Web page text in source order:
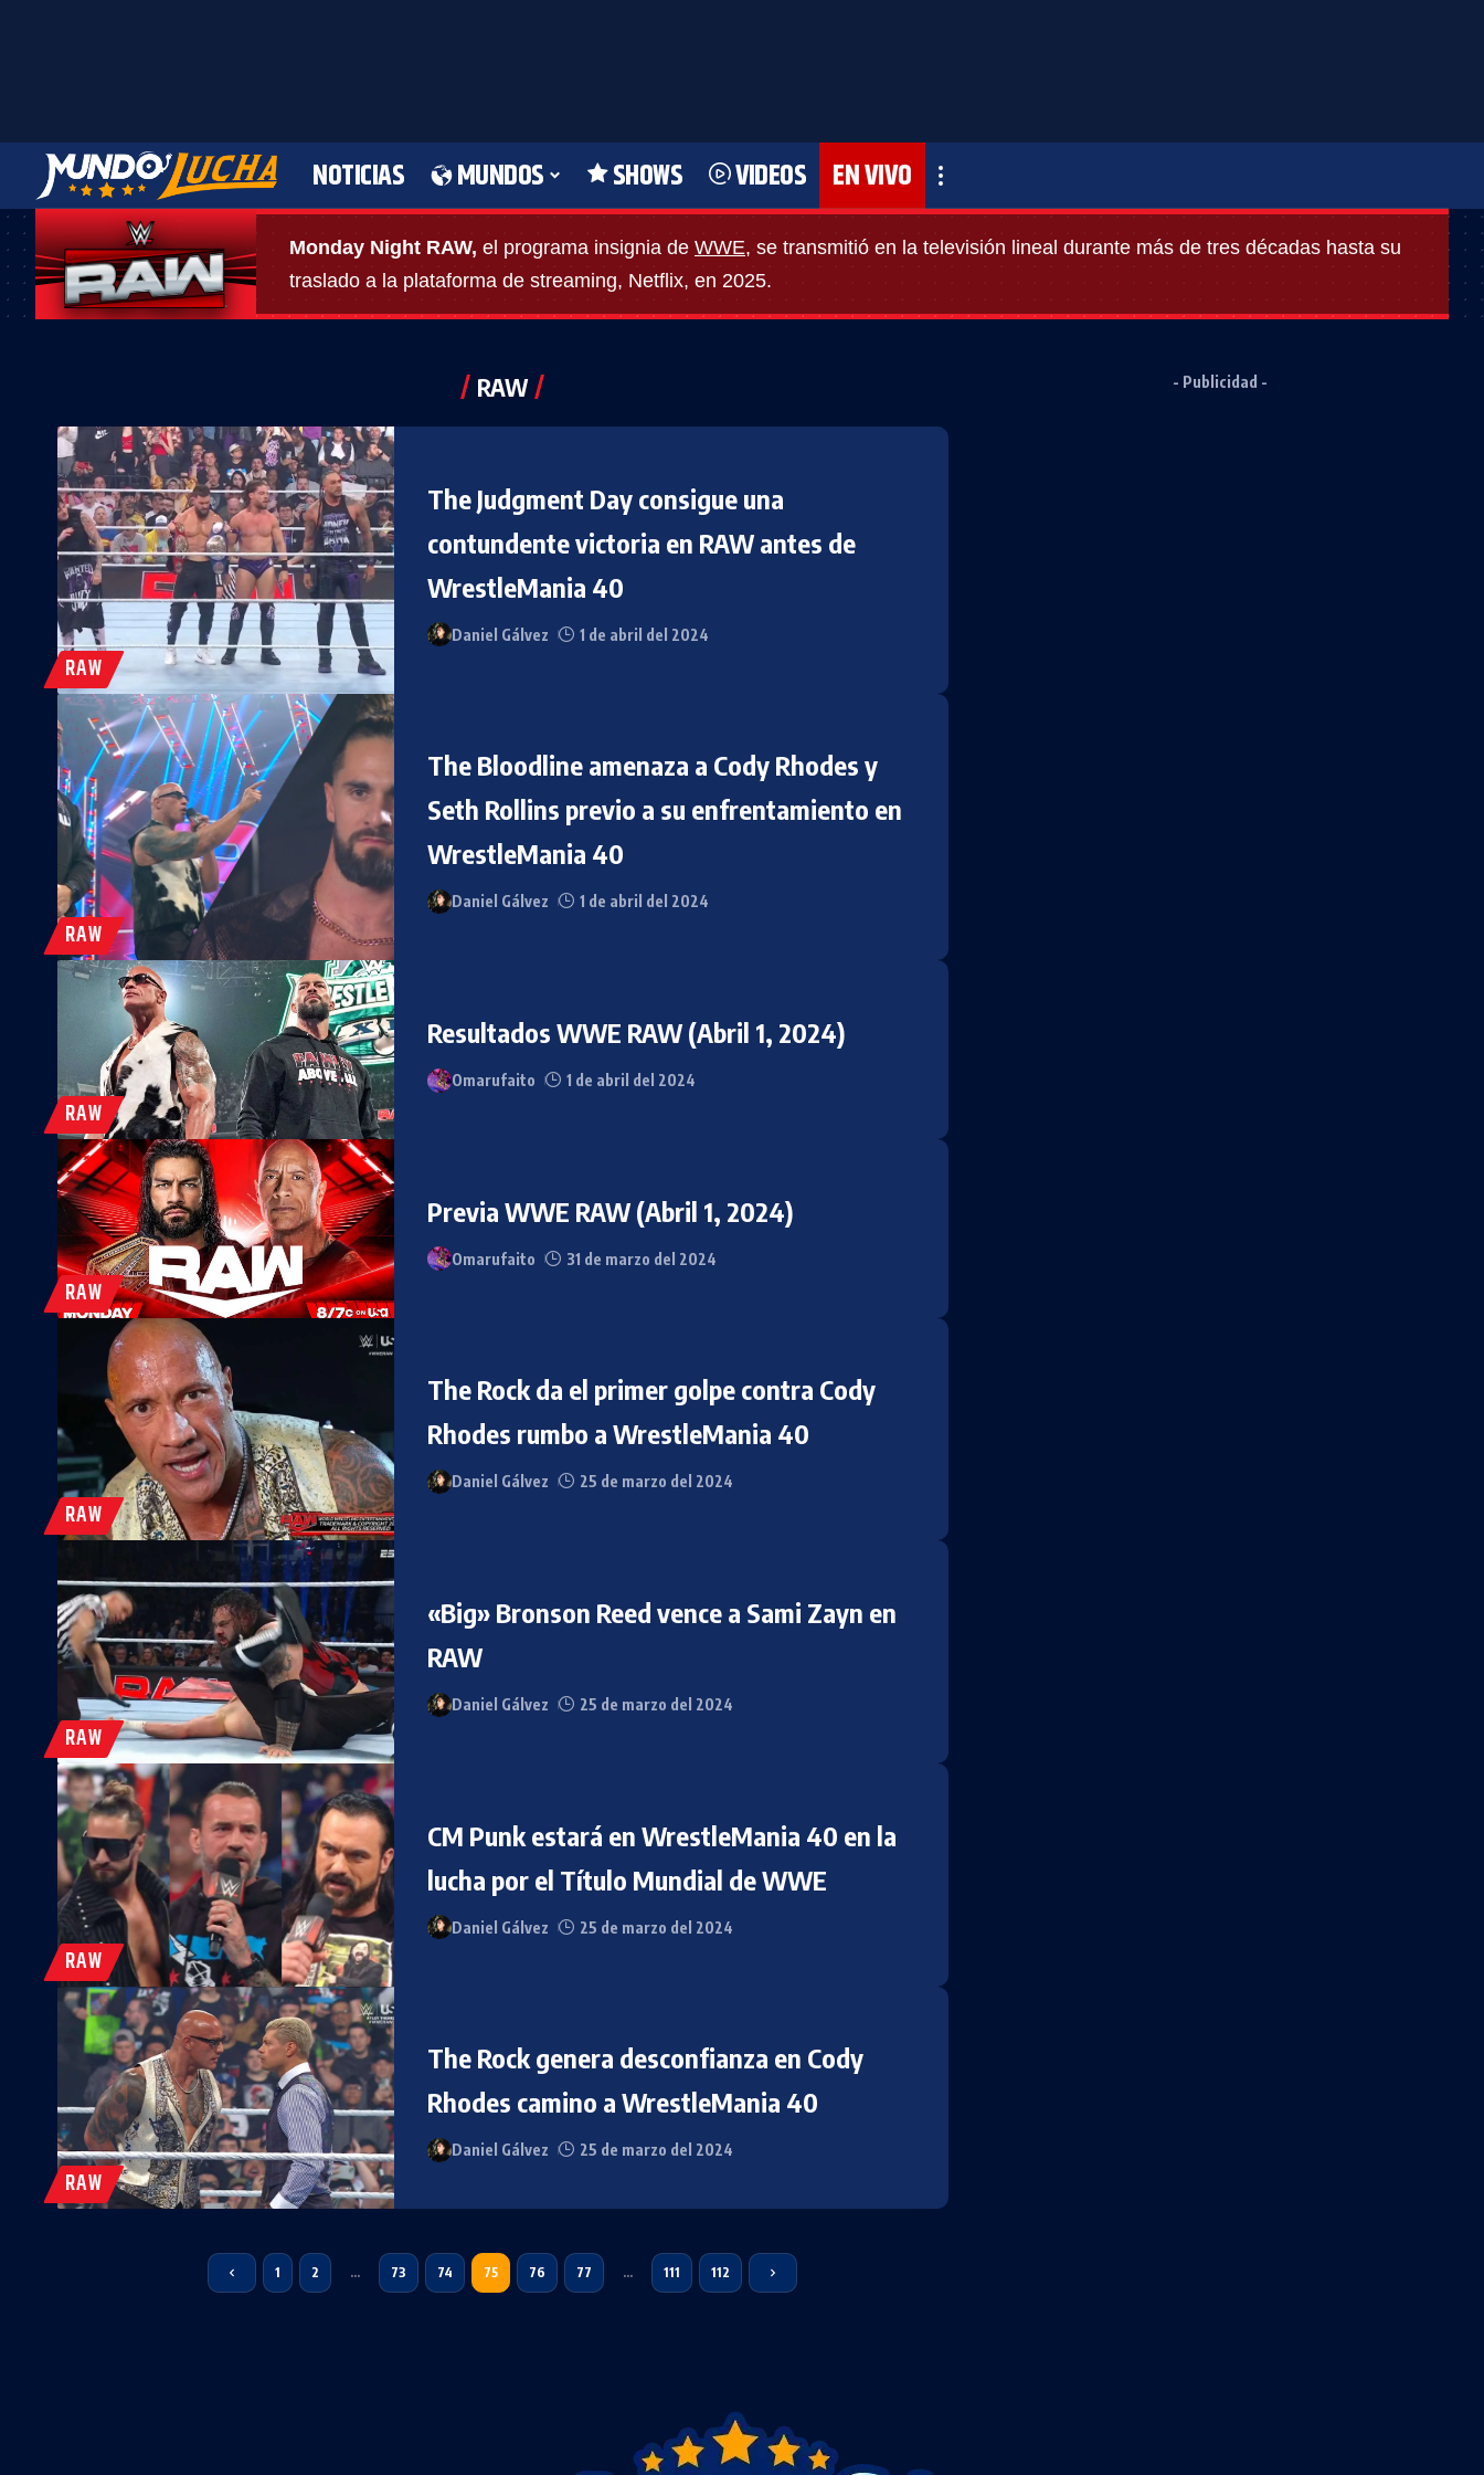
NOTICIAS MUNDOS SHOWS VIDEOS EN VIVO
Monday Night RAW, el programa insignia de WWE, se transmitió en la televisión lineal durante más de tres décadas hasta su
traslado a la plataforma de streaming, Netflix, en 2025.
RAW
RAW
The Judgment Day consigue una
contundente victoria en RAW antes de
WrestleMania 40
Daniel Gálvez 1 de abril del 2024
RAW
The Bloodline amenaza a Cody Rhodes y
Seth Rollins previo a su enfrentamiento en
WrestleMania 40
Daniel Gálvez 1 de abril del 2024
RAW
Resultados WWE RAW (Abril 1, 2024)
Omarufaito 1 de abril del 2024
RAW
Previa WWE RAW (Abril 1, 2024)
Omarufaito 31 de marzo del 2024
RAW
The Rock da el primer golpe contra Cody
Rhodes rumbo a WrestleMania 40
Daniel Gálvez 25 de marzo del 2024
RAW
«Big» Bronson Reed vence a Sami Zayn en
RAW
Daniel Gálvez 25 de marzo del 2024
RAW
CM Punk estará en WrestleMania 40 en la
lucha por el Título Mundial de WWE
Daniel Gálvez 25 de marzo del 2024
RAW
The Rock genera desconfianza en Cody
Rhodes camino a WrestleMania 40
Daniel Gálvez 25 de marzo del 2024
1 2 … 73 74 75 76 77 … 111 112
- Publicidad -